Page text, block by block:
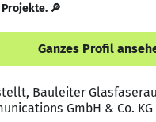
🔎
Ganzes Profil
Bauleiter
GmbH & Co. KG